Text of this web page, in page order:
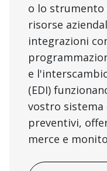
o lo strumento
risorse
integrazioni
e
(EDI)
vostro
preventivi,
merce e